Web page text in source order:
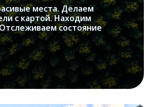
места. Делаем
с картой. Находим
состояние